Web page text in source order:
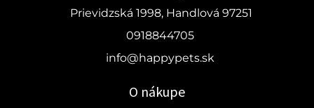
Prievidzská 1998, Handlová 97251
0918844705
info@happypets.sk
O nákupe